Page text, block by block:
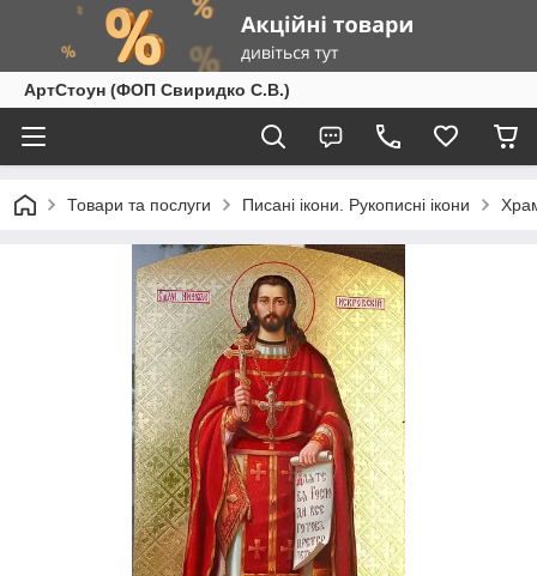
АртСтоун (ФОП Свиридко С.В.)
Товари та послуги Писані ікони. Рукописні ікони